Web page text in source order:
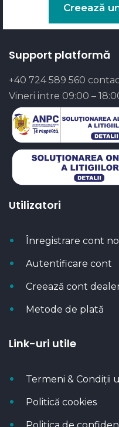
Creează
Support platformă
+40 724 589 560
Vineri intre 09:00 –
Utilizatori
Înregistrare cont
Autentificare cont
Creează cont
Metode de plată
Link-uri utile
Termeni & Condiții
Politică cookies